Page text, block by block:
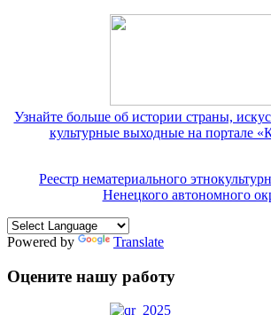
Узнайте больше об истории страны,
культурные выходные на портале
Реестр нематериального
Ненецкого автономного
Powered by Translate
Оцените нашу работу